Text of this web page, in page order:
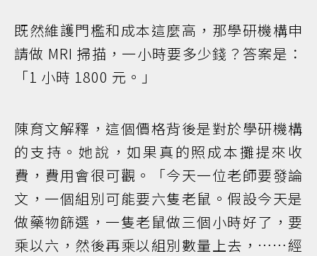
既然維護門檻和成本這麼高，那學研機構申
請做 MRI 掃描，一小時要多少錢？答案是：
「1 小時 1800 元。」
陳育文解釋，這個價格背後是對於學研機構
的支持。她說，如果真的照成本攤提來收
費，費用會很可觀。「今天一位老師要發論
文，一個組別可能要六隻老鼠。假設今天是
做藥物篩選，一隻老鼠做三個小時好了，要
乘以六，然後再乘以組別數量上去，……經